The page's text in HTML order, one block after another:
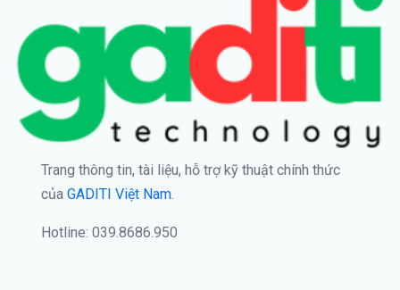
Trang thông tin, tài liệu, hỗ trợ kỹ thuật chính thức
của GADITI Việt Nam.
Hotline: 039.8686.950